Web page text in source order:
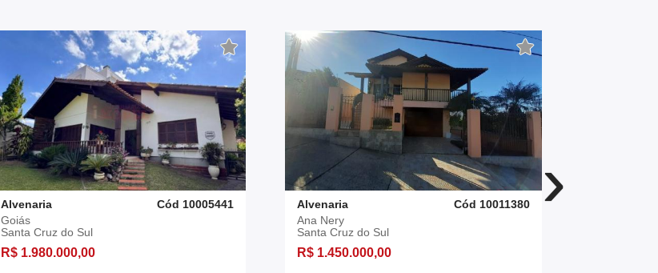
Alvenaria
Cód 10005441
Goiás
Santa Cruz do Sul
R$ 1.980.000,00
Alvenaria
Cód 10011380
Ana Nery
Santa Cruz do Sul
R$ 1.450.000,00
›